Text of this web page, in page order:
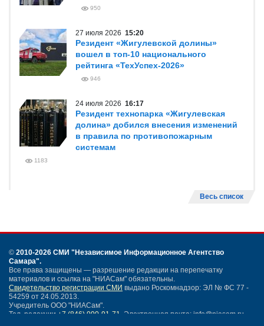
950
27 июля 2026 15:20
Резидент «Жигулевской долины»
вошел в топ-10 национального
рейтинга «ТехУспех-2026»
946
24 июля 2026 16:17
Резидент технопарка «Жигулевская
долина» добился внесения изменений
в правила по противопожарным
системам
1183
Весь список
© 2010-2026 СМИ "Независимое Информационное Агентство
Самара".
Все права защищены — разрешение редакции на перепечатку
материалов и ссылка на "НИАСам" обязательны.
Свидетельство регистрации СМИ выдано Роскомнадзор: ЭЛ № ФС 77 -
54259 от 24.05.2013.
Учредитель ООО "НИАСам".
Тел. редакции +7 (846) 990-91-71. Электронная почта: info@niasam.ru